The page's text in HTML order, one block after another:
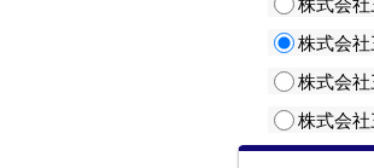
株式会
株式会
株式会
株式会